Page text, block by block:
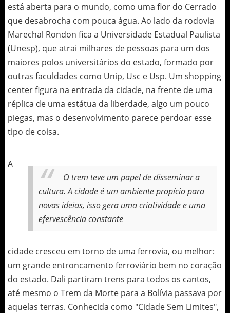
está aberta para o mundo, como uma flor do Cerrado
que desabrocha com pouca água. Ao lado da rodovia
Marechal Rondon fica a Universidade Estadual Paulista
(Unesp), que atrai milhares de pessoas para um dos
maiores polos universitários do estado, formado por
outras faculdades como Unip, Usc e Usp. Um shopping
center figura na entrada da cidade, na frente de uma
réplica de uma estátua da liberdade, algo um pouco
piegas, mas o desenvolvimento parece perdoar esse
tipo de coisa.
O trem teve um papel de disseminar a
cultura. A cidade é um ambiente propício para
novas ideias, isso gera uma criatividade e uma
efervescência constante
A
cidade cresceu em torno de uma ferrovia, ou melhor:
um grande entroncamento ferroviário bem no coração
do estado. Dali partiram trens para todos os cantos,
até mesmo o Trem da Morte para a Bolívia passava por
aquelas terras. Conhecida como "Cidade Sem Limites",